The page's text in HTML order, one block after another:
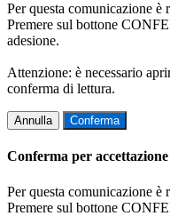
Per questa comunicazione è
Premere sul bottone
adesione.
Attenzione: è necessario
conferma di lettura.
Annulla Conferma
Conferma per accettazione
Per questa comunicazione è
Premere sul bottone